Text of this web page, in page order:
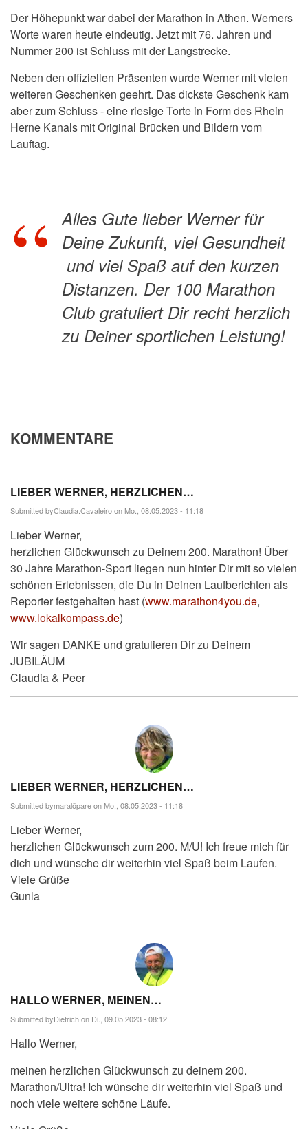
Der Höhepunkt war dabei der Marathon in Athen. Werners
Worte waren heute eindeutig. Jetzt mit 76. Jahren und
Nummer 200 ist Schluss mit der Langstrecke.
Neben den offiziellen Präsenten wurde Werner mit vielen
weiteren Geschenken geehrt. Das dickste Geschenk kam
aber zum Schluss - eine riesige Torte in Form des Rhein
Herne Kanals mit Original Brücken und Bildern vom
Lauftag.
Alles Gute lieber Werner für
Deine Zukunft, viel Gesundheit
und viel Spaß auf den kurzen
Distanzen. Der 100 Marathon
Club gratuliert Dir recht herzlich
zu Deiner sportlichen Leistung!
KOMMENTARE
LIEBER WERNER, HERZLICHEN…
Submitted byClaudia.Cavaleiroon Mo., 08.05.2023 - 11:18
Lieber Werner,
herzlichen Glückwunsch zu Deinem 200. Marathon! Über
30 Jahre Marathon-Sport liegen nun hinter Dir mit so vielen
schönen Erlebnissen, die Du in Deinen Laufberichten als
Reporter festgehalten hast (www.marathon4you.de,
www.lokalkompass.de)
Wir sagen DANKE und gratulieren Dir zu Deinem
JUBILÄUM
Claudia & Peer
LIEBER WERNER, HERZLICHEN…
Submitted bymaralöpareon Mo., 08.05.2023 - 11:18
Lieber Werner,
herzlichen Glückwunsch zum 200. M/U! Ich freue mich für
dich und wünsche dir weiterhin viel Spaß beim Laufen.
Viele Grüße
Gunla
HALLO WERNER, MEINEN…
Submitted byDietrichon Di., 09.05.2023 - 08:12
Hallo Werner,
meinen herzlichen Glückwunsch zu deinem 200.
Marathon/Ultra! Ich wünsche dir weiterhin viel Spaß und
noch viele weitere schöne Läufe.